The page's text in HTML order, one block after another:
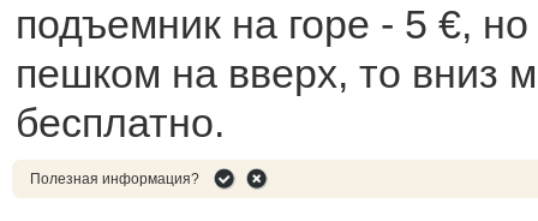
подъемник на горе - 5 €,
пешком на вверх, то вниз
бесплатно.
Полезная информация?